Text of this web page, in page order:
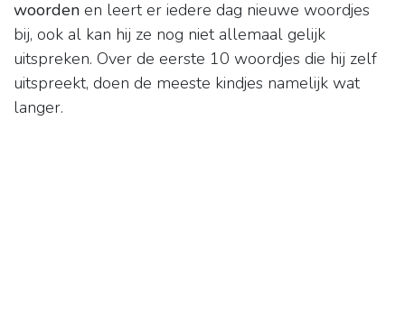
woorden en leert er iedere dag nieuwe woordjes
bij, ook al kan hij ze nog niet allemaal gelijk
uitspreken. Over de eerste 10 woordjes die hij zelf
uitspreekt, doen de meeste kindjes namelijk wat
langer.